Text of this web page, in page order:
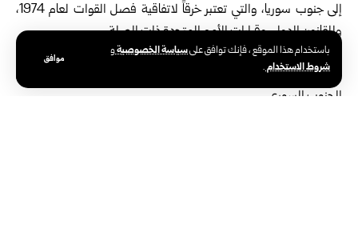
باستخدام هذا الموقع ، فإنك توافق علىسياسة الخصوصيةو
شروط الاستخدام.
موافق
إلى جنوب سوريا، والتي تعتبر خرقاً لاتفاقية فصل القوات لعام 1974،
وللقانون الدولي وقرارات الأمم المتحدة ذات الصلة.
وتدين سوريا هذه الاعتداءات، وتطالب المجتمع الدولي إلى الاضطلاع
بمسؤولياته وردع ممارسات الاحتلال وإلزامه بالانسحاب الكامل من
الجنوب السوري.